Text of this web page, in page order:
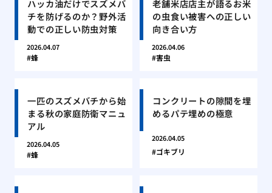
ハッカ油だけでスズメバ
チを防げるのか？野外活
動での正しい防虫対策
2026.04.07
蜂
老舗米店店主が語るお米
の虫食い被害への正しい
向き合い方
2026.04.06
害虫
一匹のスズメバチから始
まる秋の家庭防衛マニュ
アル
2026.04.05
蜂
コンクリートの隙間を埋
めるパテ埋めの極意
2026.04.05
ゴキブリ